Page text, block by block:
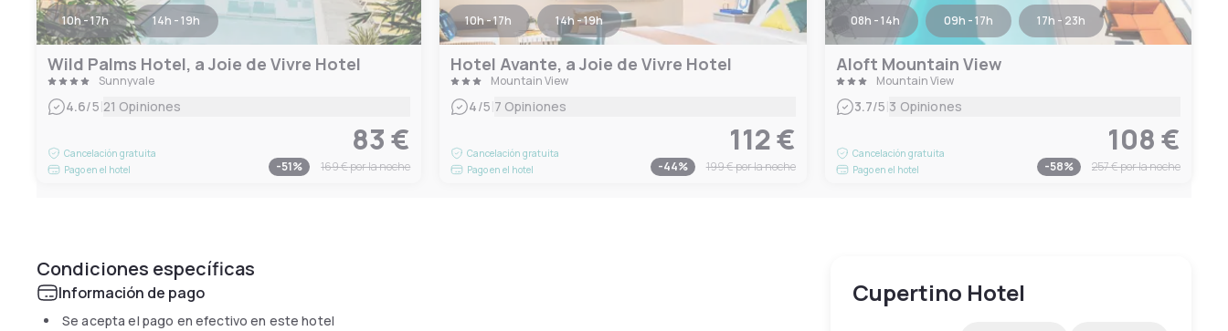
10h - 17h 14h - 19h
Wild Palms Hotel, a Joie de Vivre Hotel
Sunnyvale
4.6/5 21 Opiniones
Cancelación gratuita
Pago en el hotel
83 €
-51% 169 €por la noche
10h - 17h 14h - 19h
Hotel Avante, a Joie de Vivre Hotel
Mountain View
4/5 7 Opiniones
Cancelación gratuita
Pago en el hotel
112 €
-44% 199 €por la noche
08h - 14h 09h - 17h 17h - 23h
Aloft Mountain View
Mountain View
3.7/5 3 Opiniones
Cancelación gratuita
Pago en el hotel
108 €
-58% 257 €por la noche
Condiciones específicas
Información de pago
Se acepta el pago en efectivo en este hotel
Cupertino Hotel